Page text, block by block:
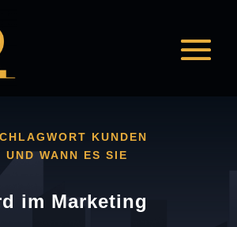
KUNDEN
UND WANN ES SIE
im Marketing